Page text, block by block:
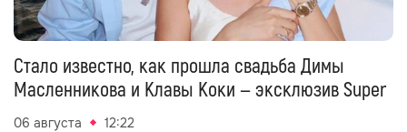
Стало известно, как прошла свадьба Димы
Масленникова и Клавы Коки — эксклюзив Super
06 августа 12:22